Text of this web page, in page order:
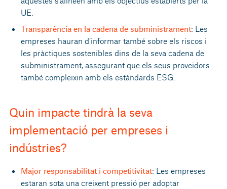
UE.
Transparència en la cadena de subministrament: Les
empreses hauran d’informar també sobre els riscos i
les pràctiques sostenibles dins de la seva cadena de
subministrament, assegurant que els seus proveïdors
també compleixin amb els estàndards ESG.
Quin impacte tindrà la seva
implementació per empreses i
indústries?
Major responsabilitat i competitivitat: Les empreses
estaran sota una creixent pressió per adoptar